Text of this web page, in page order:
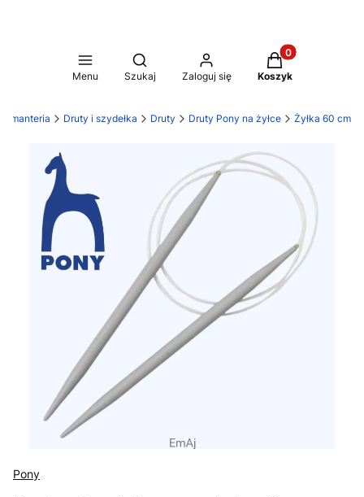
Menu
Otwórz wyszukiwarkę
Szukaj Zaloguj się
Produkty w
Koszyk
Druty i szydełka Druty Druty Pony na żyłce Żyłka 60 cm
Pony